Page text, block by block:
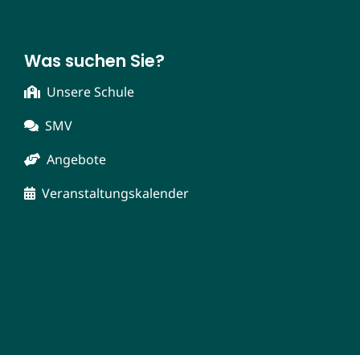
Was suchen Sie?
Unsere Schule
SMV
Angebote
Veranstaltungskalender